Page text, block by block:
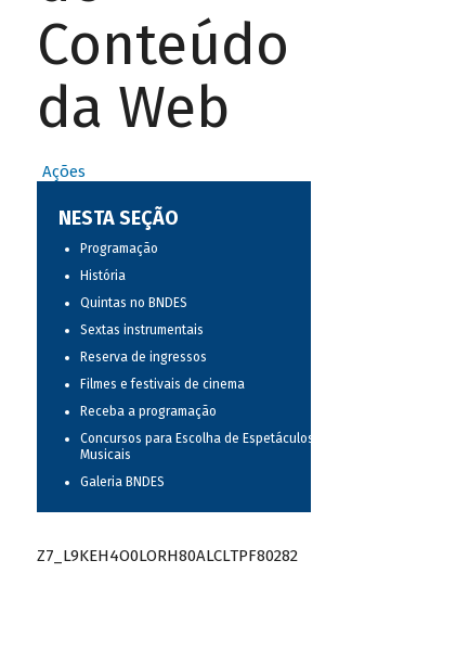
Conteúdo
da Web
Ações
NESTA SEÇÃO
Programação
História
Quintas no BNDES
Sextas instrumentais
Reserva de ingressos
Filmes e festivais de cinema
Receba a programação
Concursos para Escolha de Espetáculos
Musicais
Galeria BNDES
Z7_L9KEH4O0LORH80ALCLTPF80282